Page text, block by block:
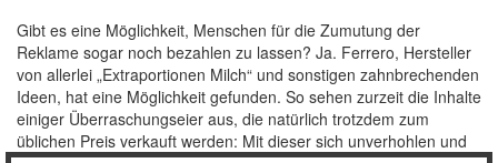
Gibt es eine Möglichkeit, Menschen für die Zumutung der
Reklame sogar noch bezahlen zu lassen? Ja. Ferrero, Hersteller
von allerlei „Extraportionen Milch“ und sonstigen zahnbrechenden
Ideen, hat eine Möglichkeit gefunden. So sehen zurzeit die Inhalte
einiger Überraschungseier aus, die natürlich trotzdem zum
üblichen Preis verkauft werden: Mit dieser sich unverhohlen und